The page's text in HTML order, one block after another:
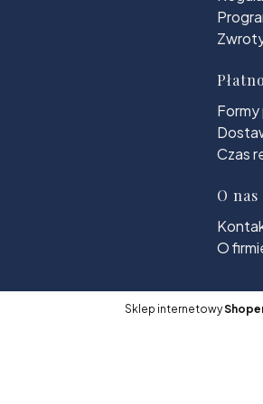
Formy
Czas
O nas
O
Sklep internetowy